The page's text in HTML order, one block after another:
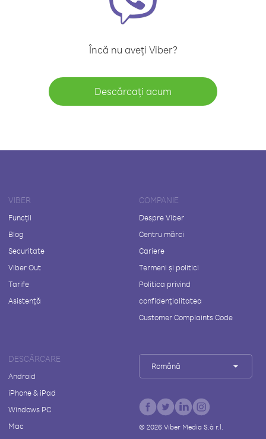
Încă nu aveți Viber?
Descărcați acum
VIBER
Funcții
Blog
Securitate
Viber Out
Tarife
Asistență
COMPANIE
Despre Viber
Centru mărci
Cariere
Termeni și politici
Politica privind
confidențialitatea
Customer Complaints Code
DESCĂRCARE
Android
iPhone & iPad
Windows PC
Mac
Română
© 2026Viber Media S.à r.l.